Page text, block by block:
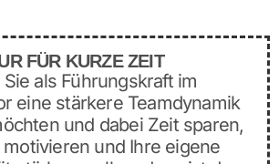
FÜR KURZE ZEIT
als Führungskraft im
eine stärkere Teamdynamik
und dabei Zeit sparen,
motivieren und Ihre eigene